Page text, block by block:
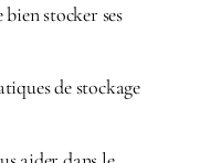
stocker ses
de stockage